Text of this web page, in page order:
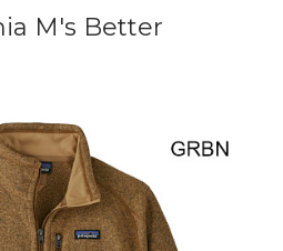
M's Better